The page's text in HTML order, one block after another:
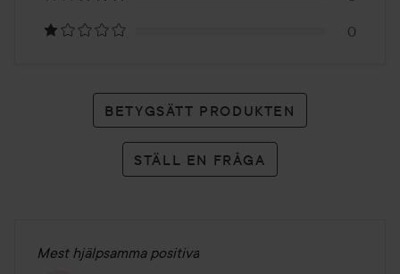
betyg
0
BETYGSÄTT PRODUKTEN
STÄLL EN FRÅGA
Mest hjälpsamma positiva